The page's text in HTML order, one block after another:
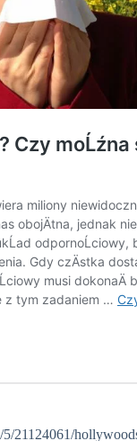
21124061/